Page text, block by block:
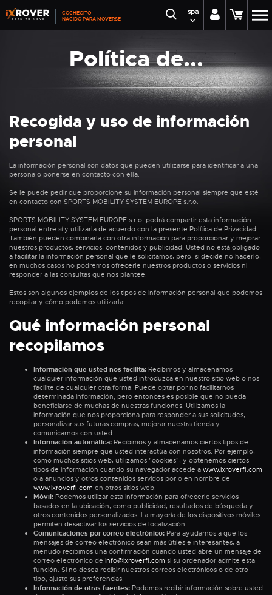
COCHECITO
NACIDO PARA MOVERSE
spa
Política de...
Recogida y uso de información
personal
La información personal son datos que pueden utilizarse para identificar a una
persona o ponerse en contacto con ella.
Se le puede pedir que proporcione su información personal siempre que esté
en contacto con SPORTS MOBILITY SYSTEM EUROPE s.r.o.
SPORTS MOBILITY SYSTEM EUROPE s.r.o. podrá compartir esta información
personal entre sí y utilizarla de acuerdo con la presente Política de Privacidad.
También pueden combinarla con otra información para proporcionar y mejorar
nuestros productos, servicios, contenidos y publicidad. Usted no está obligado
a facilitar la información personal que le solicitamos, pero, si decide no hacerlo,
en muchos casos no podremos ofrecerle nuestros productos o servicios ni
responder a las consultas que nos plantee.
Estos son algunos ejemplos de los tipos de información personal que podemos
recopilar y cómo podemos utilizarla:
Qué información personal
recopilamos
Información que usted nos facilita: Recibimos y almacenamos
cualquier información que usted introduzca en nuestro sitio web o nos
facilite de cualquier otra forma. Puede optar por no facilitarnos
determinada información, pero entonces es posible que no pueda
beneficiarse de muchas de nuestras funciones. Utilizamos la
información que nos proporciona para responder a sus solicitudes,
personalizar sus futuras compras, mejorar nuestra tienda y
comunicarnos con usted.
Información automática: Recibimos y almacenamos ciertos tipos de
información siempre que usted interactúa con nosotros. Por ejemplo,
como muchos sitios web, utilizamos "cookies", y obtenemos ciertos
tipos de información cuando su navegador accede a www.ixroverfl.com
o a anuncios y otros contenidos servidos por o en nombre de
www.ixroverfl.com en otros sitios web.
Móvil: Podemos utilizar esta información para ofrecerle servicios
basados en la ubicación, como publicidad, resultados de búsqueda y
otros contenidos personalizados. La mayoría de los dispositivos móviles
permiten desactivar los servicios de localización.
Comunicaciones por correo electrónico: Para ayudarnos a que los
mensajes de correo electrónico sean más útiles e interesantes, a
menudo recibimos una confirmación cuando usted abre un mensaje de
correo electrónico de info@ixroverfl.com si su ordenador admite esta
función. Si no desea recibir nuestros correos electrónicos o de otro
tipo, ajuste sus preferencias.
Información de otras fuentes: Podemos recibir información sobre usted